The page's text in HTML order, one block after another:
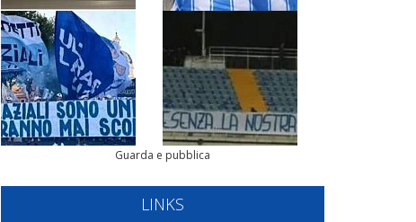
Guarda e pubblica
LINKS